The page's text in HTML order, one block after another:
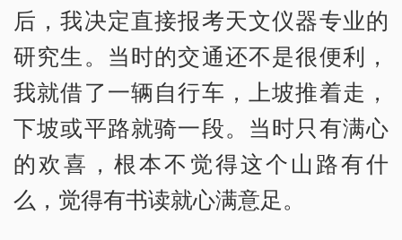
后，我决定直接报考天文仪器专业的
研究生。当时的交通还不是很便利，
我就借了一辆自行车，上坡推着走，
下坡或平路就骑一段。当时只有满心
的欢喜，根本不觉得这个山路有什
么，觉得有书读就心满意足。